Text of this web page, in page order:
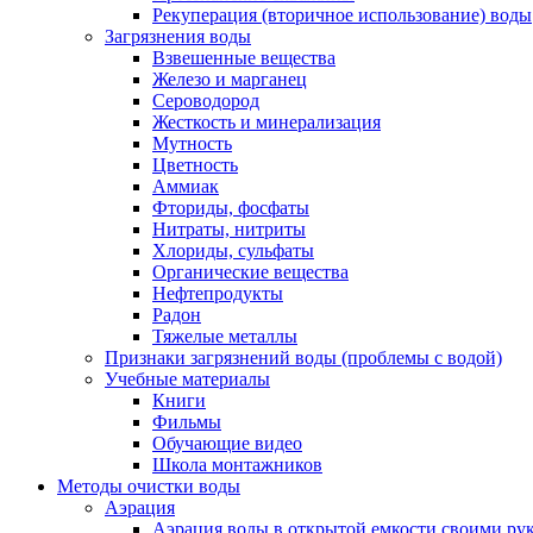
Рекуперация (вторичное использование) воды
Загрязнения воды
Взвешенные вещества
Железо и марганец
Сероводород
Жесткость и минерализация
Мутность
Цветность
Аммиак
Фториды, фосфаты
Нитраты, нитриты
Хлориды, сульфаты
Органические вещества
Нефтепродукты
Радон
Тяжелые металлы
Признаки загрязнений воды (проблемы с водой)
Учебные материалы
Книги
Фильмы
Обучающие видео
Школа монтажников
Методы очистки воды
Аэрация